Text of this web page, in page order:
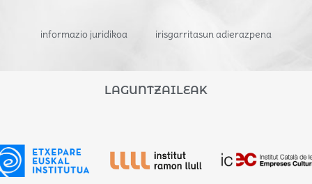
informazio juridikoa irisgarritasun adierazpena
LAGUNTZAILEAK